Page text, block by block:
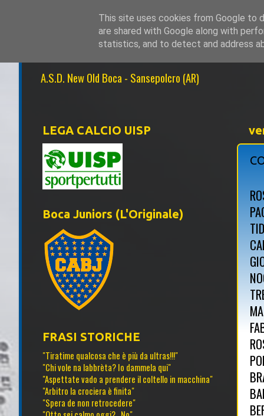
NEW OLD BOCA
A.S.D. New Old Boca - Sansepolcro (AR)
LEGA CALCIO UISP
Boca Juniors (L'Originale)
FRASI STORICHE
"Tiratime qualcosa che è più da ultras!!!"
"Chi vole na labbrèta? Io dammela qui"
"Aspettate vado a prendere il coltello in macchina"
"Arbitro la crociera è finita"
"Spera de non retrocedere"
This site uses cookies from Google to
are shared with Google along with
statistics, and to detect and address